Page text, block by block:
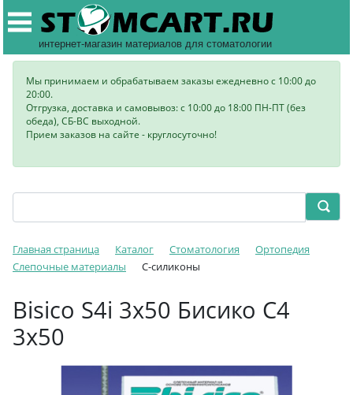
интернет-магазин материалов для стоматологии
Мы принимаем и обрабатываем заказы ежедневно с 10:00 до
20:00.
Отгрузка, доставка и самовывоз: с 10:00 до 18:00 ПН-ПТ (без
обеда), СБ-ВС выходной.
Прием заказов на сайте - круглосуточно!
Главная страница Каталог Стоматология
Ортопедия
Слепочные материалы
C-силиконы
Bisico S4i 3х50 Бисико С4
3х50